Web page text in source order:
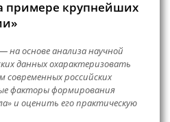
примере крупнейших
основе анализа научной
данных охарактеризовать
современных российских
факторы формирования
и оценить его практическую